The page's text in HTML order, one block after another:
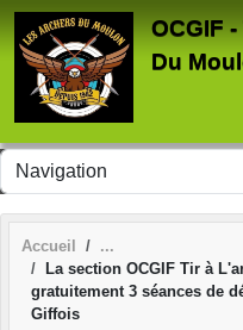
OCGIF
Du
Accueil
La section OCGIF Tir à
gratuitement 3 séances de
Giffois
Panneau de gestion des